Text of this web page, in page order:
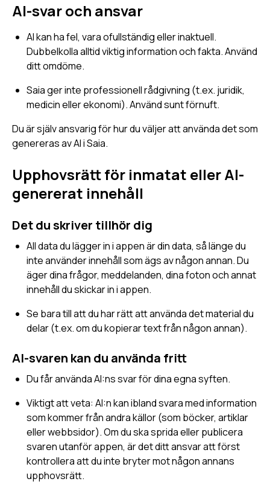
AI-svar och ansvar
AI kan ha fel, vara ofullständig eller inaktuell.
Dubbelkolla alltid viktig information och fakta. Använd
ditt omdöme.
Saia ger inte professionell rådgivning (t.ex. juridik,
medicin eller ekonomi). Använd sunt förnuft.
Du är själv ansvarig för hur du väljer att använda det som
genereras av AI i Saia.
Upphovsrätt för inmatat eller AI-
genererat innehåll
Det du skriver tillhör dig
All data du lägger in i appen är din data, så länge du
inte använder innehåll som ägs av någon annan. Du
äger dina frågor, meddelanden, dina foton och annat
innehåll du skickar in i appen.
Se bara till att du har rätt att använda det material du
delar (t.ex. om du kopierar text från någon annan).
AI-svaren kan du använda fritt
Du får använda AI:ns svar för dina egna syften.
Viktigt att veta: AI:n kan ibland svara med information
som kommer från andra källor (som böcker, artiklar
eller webbsidor). Om du ska sprida eller publicera
svaren utanför appen, är det ditt ansvar att först
kontrollera att du inte bryter mot någon annans
upphovsrätt.